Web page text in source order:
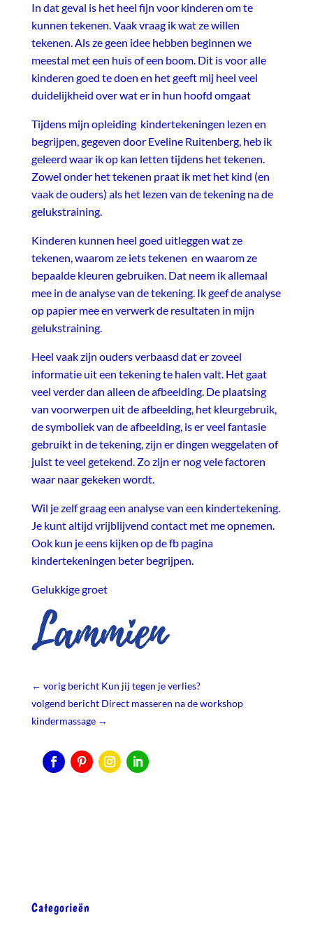
In dat geval is het heel fijn voor kinderen om te
kunnen tekenen. Vaak vraag ik wat ze willen
tekenen. Als ze geen idee hebben beginnen we
meestal met een huis of een boom. Dit is voor alle
kinderen goed te doen en het geeft mij heel veel
duidelijkheid over wat er in hun hoofd omgaat
Tijdens mijn opleiding kindertekeningen lezen en
begrijpen, gegeven door Eveline Ruitenberg, heb ik
geleerd waar ik op kan letten tijdens het tekenen.
Zowel onder het tekenen praat ik met het kind (en
vaak de ouders) als het lezen van de tekening na de
gelukstraining.
Kinderen kunnen heel goed uitleggen wat ze
tekenen, waarom ze iets tekenen en waarom ze
bepaalde kleuren gebruiken. Dat neem ik allemaal
mee in de analyse van de tekening. Ik geef de analyse
op papier mee en verwerk de resultaten in mijn
gelukstraining.
Heel vaak zijn ouders verbaasd dat er zoveel
informatie uit een tekening te halen valt. Het gaat
veel verder dan alleen de afbeelding. De plaatsing
van voorwerpen uit de afbeelding, het kleurgebruik,
de symboliek van de afbeelding, is er veel fantasie
gebruikt in de tekening, zijn er dingen weggelaten of
juist te veel getekend. Zo zijn er nog vele factoren
waar naar gekeken wordt.
Wil je zelf graag een analyse van een kindertekening.
Je kunt altijd vrijblijvend contact met me opnemen.
Ook kun je eens kijken op de fb pagina
kindertekeningen beter begrijpen.
Gelukkige groet
← vorig bericht Kun jij tegen je verlies?
volgend bericht Direct masseren na de workshop
kindermassage →
Categorieën